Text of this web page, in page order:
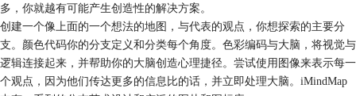
多，你就越有可能产生创造性的解决方案。
创建一个像上面的一个想法的地图，与代表的观点，你想探索的主要分
支。颜色代码你的分支定义和分类每个角度。色彩编码与大脑，将视觉与
逻辑连接起来，并帮助你的大脑创造心理捷径。尝试使用图像来表示每一
个观点，因为他们传达更多的信息比的话，并立即处理大脑。iMindMap